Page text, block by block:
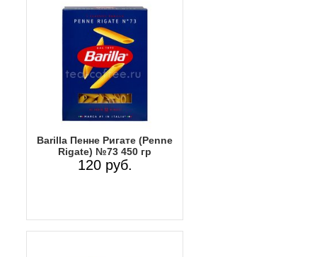
Barilla Пенне Ригате (Penne
Rigate) №73 450 гр
120 руб.